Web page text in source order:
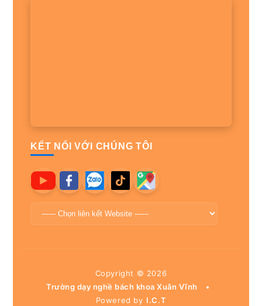
KẾT NỐI VỚI CHÚNG TÔI
Copyright © 2026
Trường dạy nghề bách khoa Xuân Vĩnh
•
Powered by I.C.T